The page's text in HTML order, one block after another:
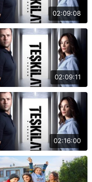
02:09:08
02:09:11
02:16:00